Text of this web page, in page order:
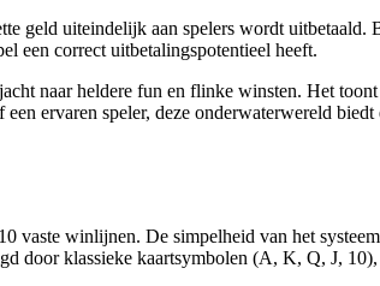
geld uiteindelijk aan spelers wordt
een correct uitbetalingspotentieel heeft.
naar heldere fun en flinke winsten. Het
ervaren speler, deze onderwaterwereld
winlijnen. De simpelheid van het
door klassieke kaartsymbolen (A, K, Q, J,